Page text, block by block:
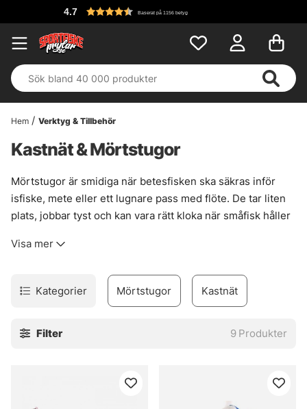
4.7 Baserat på 1156 betyg
Hem Verktyg & Tillbehör
Kastnät & Mörtstugor
Mörtstugor är smidiga när betesfisken ska säkras inför
isfiske, mete eller ett lugnare pass med flöte. De tar liten
plats, jobbar tyst och kan vara rätt kloka när småfisk håller
hemma i samma verktygslåda. De kan snabbt ge en fin
när läget är rätt. Enkelt, men inte enkelt nog att slarva med.
Här finns ett brett urval från noga valda leverantörer, med
sätt att fiska. För den som vill ha betesfisken nära till
Visa mer
Kategorier Mörtstugor Kastnät
Filter 9 Produkter